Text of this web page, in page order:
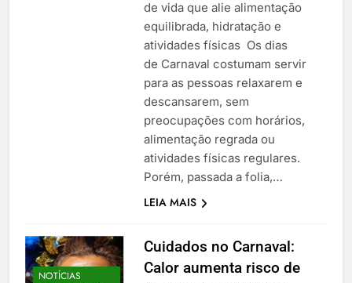
de vida que alie alimentação
equilibrada, hidratação e
atividades físicas Os dias
de Carnaval costumam servir
para as pessoas relaxarem e
descansarem, sem
preocupações com horários,
alimentação regrada ou
atividades físicas regulares.
Porém, passada a folia,…
LEIA MAIS
NOTÍCIAS
Cuidados no Carnaval:
Calor aumenta risco de